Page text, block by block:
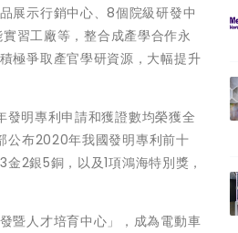
展示行銷中心、8個院級研發中
習工廠等，整合成產學合作永
極爭取產官學研資源，大幅提升
發明專利申請和獲證數均榮獲全
公布2020年我國發明專利前十
2銀5銅，以及1項鴻海特別獎，
暨人才培育中心」，成為電動車